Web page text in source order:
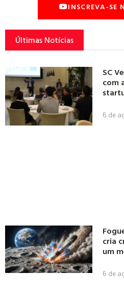
INSCREVA-SE
Últimas Notícias
SC
com
6 de
cria
um
6 de